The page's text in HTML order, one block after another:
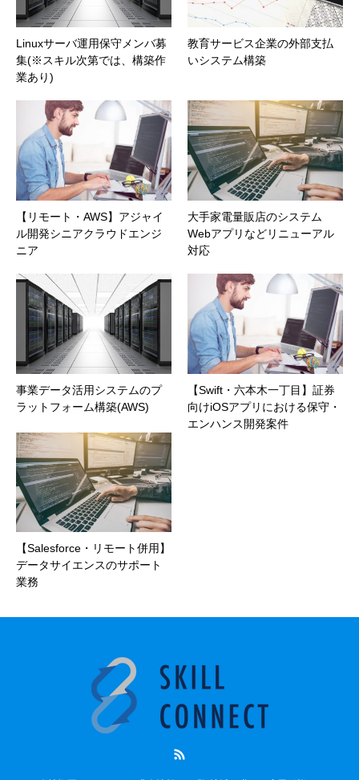
Linuxサーバ運用保守メンバ募
集(※スキル次第では、構築作
業あり)
教育サービス企業の外部支払
いシステム構築
【リモート・AWS】アジャイ
ル開発シニアクラウドエンジ
ニア
大手家電量販店のシステム
Webアプリなどリニューアル
対応
事業データ活用システムのプ
ラットフォーム構築(AWS)
【Swift・六本木一丁目】証券
向けiOSアプリにおける保守・
エンハンス開発案件
【Salesforce・リモート併用】
データサイエンスのサポート
業務